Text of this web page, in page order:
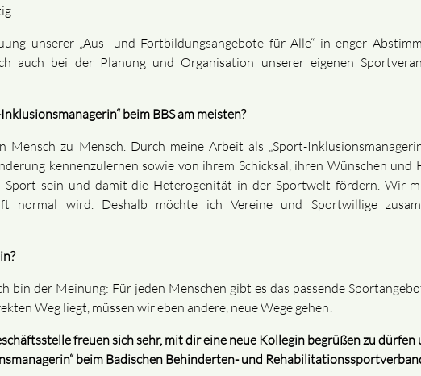
unserer „Aus- und Fortbildungsangebote für Alle“ in enger
auch bei der Planung und Organisation unserer eigenen
beim BBS am meisten?
zu Mensch. Durch meine Arbeit als „Sport-
kennenzulernen sowie von ihrem Schicksal, ihren Wünschen und
sein und damit die Heterogenität in der Sportwelt fördern. Wir
normal wird. Deshalb möchte ich Vereine und Sportwillige
bin der Meinung: Für jeden Menschen gibt es das passende
Weg liegt, müssen wir eben andere, neue Wege gehen!
freuen sich sehr, mit dir eine neue Kollegin begrüßen zu dürfen
beim Badischen Behinderten- und